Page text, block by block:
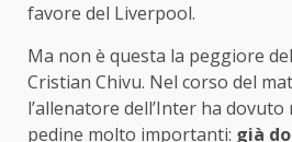
favore del Liverpool.
Ma non è questa la peggiore
Cristian Chivu. Nel corso del
l’allenatore dell’Inter ha
pedine molto importanti: già